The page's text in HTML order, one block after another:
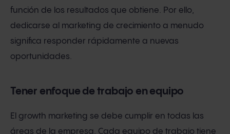
función de los resultados que obtiene. Por ello,
dedicarse al marketing de crecimiento a menudo
significa responder rápidamente a nuevas
oportunidades.
Tener enfoque de trabajo en equipo
El growth marketing se debe cumplir en todas las
áreas de la empresa. Cada equipo de trabajo tiene